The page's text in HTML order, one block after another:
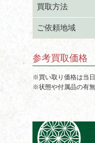
買取方法
ご依頼地域
参考買取価格
※買い取り価格は当
※状態や付属品の有